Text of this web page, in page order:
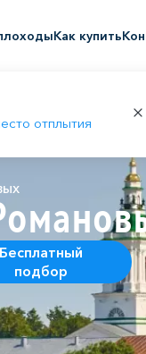
Как купить
отплытия
Бесплатный
подбор